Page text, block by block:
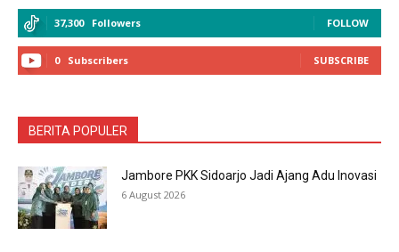
37,300 Followers FOLLOW
0 Subscribers SUBSCRIBE
BERITA POPULER
Jambore PKK Sidoarjo Jadi Ajang Adu Inovasi
6 August 2026